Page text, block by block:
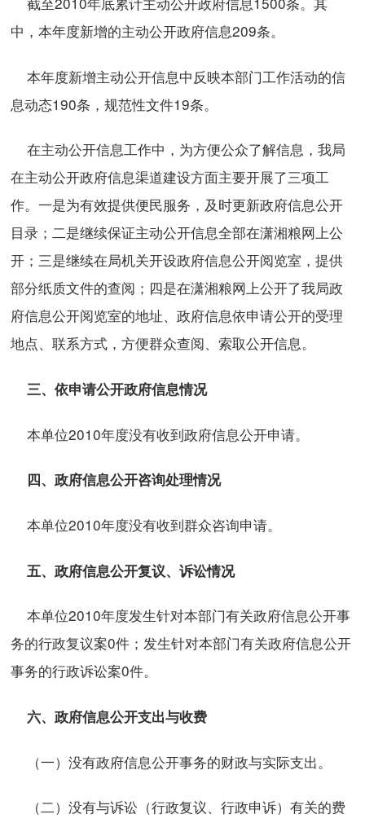
中，本年度新增的主动公开政府信息209条。
本年度新增主动公开信息中反映本部门工作活动的信
息动态190条，规范性文件19条。
在主动公开信息工作中，为方便公众了解信息，我局
在主动公开政府信息渠道建设方面主要开展了三项工
作。一是为有效提供便民服务，及时更新政府信息公开
目录；二是继续保证主动公开信息全部在潇湘粮网上公
开；三是继续在局机关开设政府信息公开阅览室，提供
部分纸质文件的查阅；四是在潇湘粮网上公开了我局政
府信息公开阅览室的地址、政府信息依申请公开的受理
地点、联系方式，方便群众查阅、索取公开信息。
三、依申请公开政府信息情况
本单位2010年度没有收到政府信息公开申请。
四、政府信息公开咨询处理情况
本单位2010年度没有收到群众咨询申请。
五、政府信息公开复议、诉讼情况
本单位2010年度发生针对本部门有关政府信息公开事
务的行政复议案0件；发生针对本部门有关政府信息公开
事务的行政诉讼案0件。
六、政府信息公开支出与收费
（一）没有政府信息公开事务的财政与实际支出。
（二）没有与诉讼（行政复议、行政申诉）有关的费